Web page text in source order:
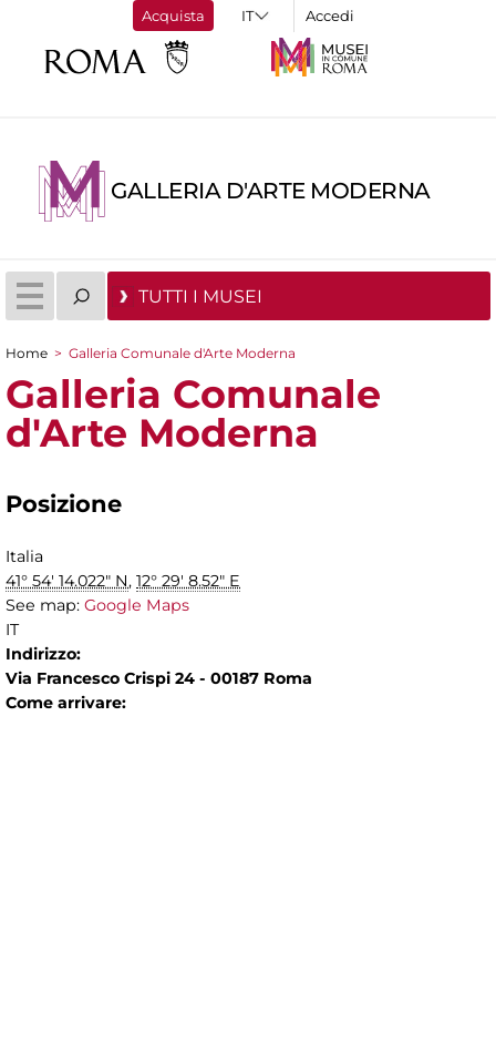
Acquista Accedi
GALLERIA D'ARTE MODERNA
TUTTI I MUSEI
Tu sei qui
Home > Galleria Comunale d'Arte Moderna
Galleria Comunale
d'Arte Moderna
Posizione
Italia
41° 54' 14.022" N, 12° 29' 8.52" E
See map: Google Maps
IT
Indirizzo:
Via Francesco Crispi 24 - 00187 Roma
Come arrivare: